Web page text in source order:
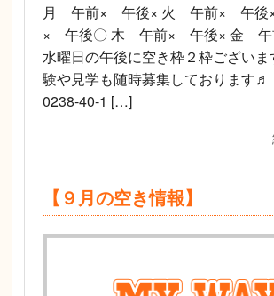
月 午前× 午後× 火 午前× 午後
× 午後〇 木 午前× 午後× 金
水曜日の午後に空き枠２枠ござい
験や見学も随時募集しております♬
0238-40-1 […]
【９月の空き情報】